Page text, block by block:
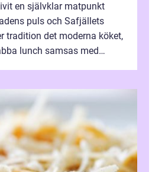
en självklar matpunkt
puls och Safjällets
tradition det moderna köket,
lunch samsas med